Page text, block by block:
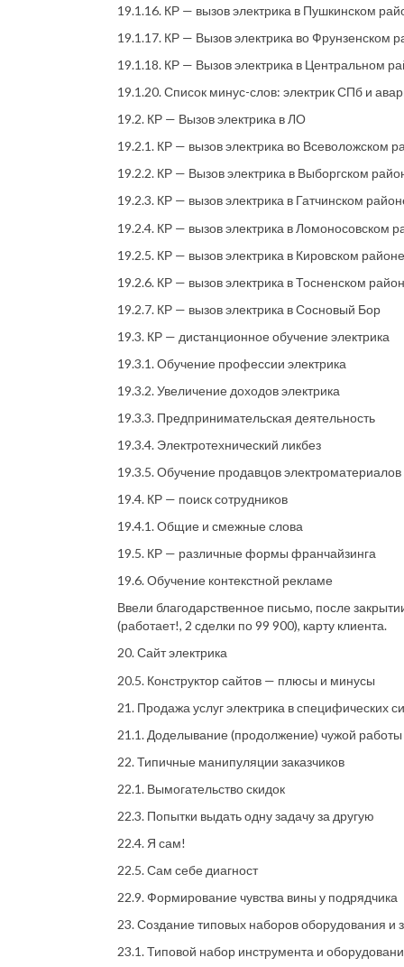
19.1.16. КР — вызов электрика в Пушкинском
19.1.17. КР — Вызов электрика во Фрунзенском
19.1.18. КР — Вызов электрика в Центральном
19.1.20. Список минус-слов: электрик СПб и
19.2. КР — Вызов электрика в ЛО
19.2.1. КР — вызов электрика во Всеволожском
19.2.2. КР — Вызов электрика в Выборгском
19.2.3. КР — вызов электрика в Гатчинском
19.2.4. КР — вызов электрика в Ломоносовском
19.2.5. КР — вызов электрика в Кировском
19.2.6. КР — вызов электрика в Тосненском
19.2.7. КР — вызов электрика в Сосновый Бор
19.3. КР — дистанционное обучение электрика
19.3.1. Обучение профессии электрика
19.3.2. Увеличение доходов электрика
19.3.3. Предпринимательская деятельность
19.3.4. Электротехнический ликбез
19.3.5. Обучение продавцов электроматериалов
19.4. КР — поиск сотрудников
19.4.1. Общие и смежные слова
19.5. КР — различные формы франчайзинга
19.6. Обучение контекстной рекламе
Ввели благодарственное письмо, после
(работает!, 2 сделки по 99 900), карту клиента.
20. Сайт электрика
20.5. Конструктор сайтов — плюсы и минусы
21. Продажа услуг электрика в специфических
21.1. Доделывание (продолжение) чужой работы
22. Типичные манипуляции заказчиков
22.1. Вымогательство скидок
22.3. Попытки выдать одну задачу за другую
22.4. Я сам!
22.5. Сам себе диагност
22.9. Формирование чувства вины у подрядчика
23. Создание типовых наборов оборудования и
23.1. Типовой набор инструмента и